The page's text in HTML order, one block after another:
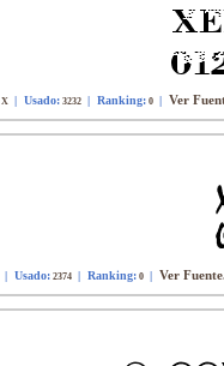
X | Usado: 3232 | Ranking: 0 | Ver
| Usado: 2374 | Ranking: 0 | Ver